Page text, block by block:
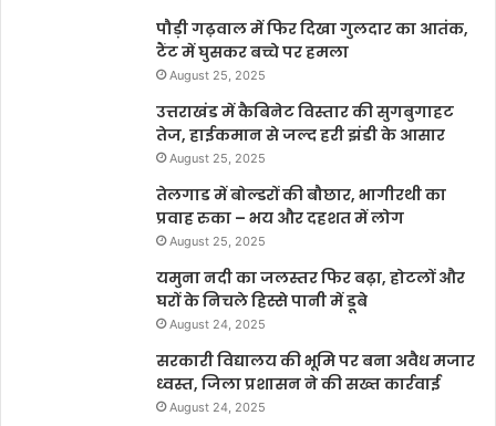
पौड़ी गढ़वाल में फिर दिखा गुलदार का आतंक,
टैंट में घुसकर बच्चे पर हमला
August 25, 2025
उत्तराखंड में कैबिनेट विस्तार की सुगबुगाहट
तेज, हाईकमान से जल्द हरी झंडी के आसार
August 25, 2025
तेलगाड में बोल्डरों की बौछार, भागीरथी का
प्रवाह रुका – भय और दहशत में लोग
August 25, 2025
यमुना नदी का जलस्तर फिर बढ़ा, होटलों और
घरों के निचले हिस्से पानी में डूबे
August 24, 2025
सरकारी विद्यालय की भूमि पर बना अवैध मजार
ध्वस्त, जिला प्रशासन ने की सख्त कार्रवाई
August 24, 2025